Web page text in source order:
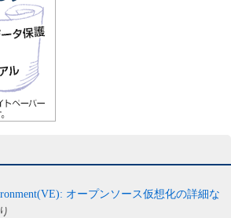
オープンソース仮想化の詳細な